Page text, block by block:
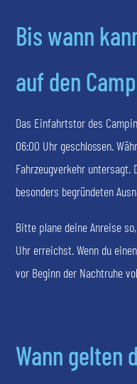
Bis wann
auf den
Das Einfahrtstor des
06:00 Uhr geschlossen.
Fahrzeugverkehr untersagt.
besonders begründeten
Bitte plane deine Anreise
Uhr erreichst. Wenn du
vor Beginn der Nachtruhe
Wann gelten